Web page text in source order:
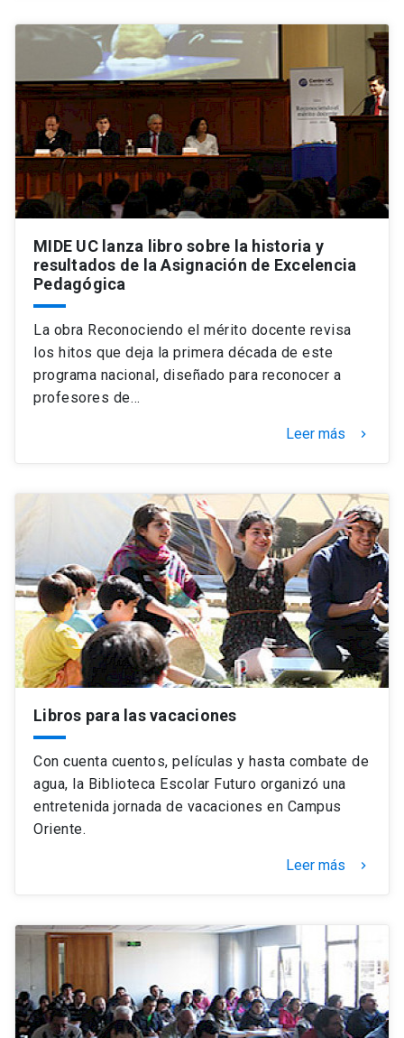
MIDE UC lanza libro sobre la historia y
resultados de la Asignación de Excelencia
Pedagógica
La obra Reconociendo el mérito docente revisa
los hitos que deja la primera década de este
programa nacional, diseñado para reconocer a
profesores de…
Leer más keyboard_arrow_right
Libros para las vacaciones
Con cuenta cuentos, películas y hasta combate de
agua, la Biblioteca Escolar Futuro organizó una
entretenida jornada de vacaciones en Campus
Oriente.
Leer más keyboard_arrow_right